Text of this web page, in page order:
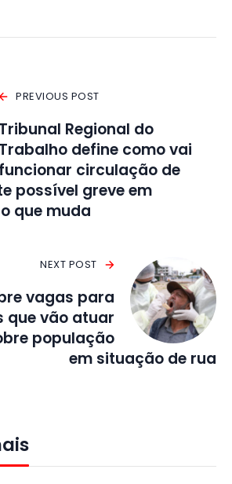
PREVIOUS POST
Tribunal Regional do
Trabalho define como vai
funcionar circulação de
possível greve em
que muda
NEXT POST
vagas para
que vão atuar
população
em situação de rua